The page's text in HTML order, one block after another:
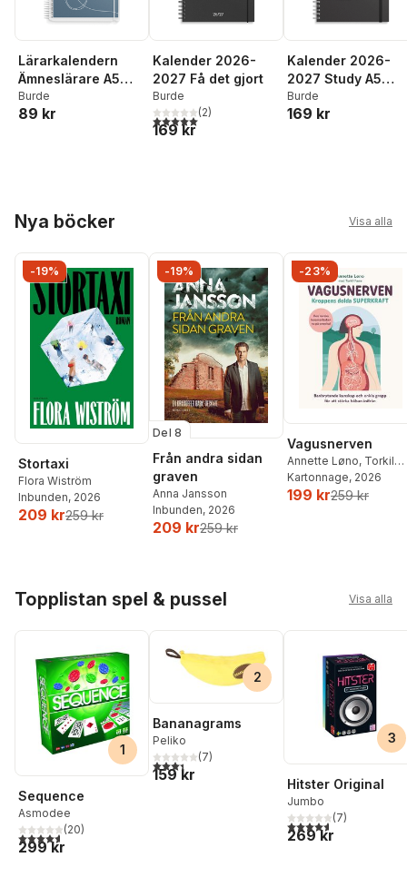
Lärarkalendern
Ämneslärare A5
2026-2027
Burde
89 kr
Kalender 2026-
2027 Få det gjort
Burde
5,0utav 5 stjärnor. Totalt antal röster:
(2)
169 kr
Kalender 2026-
2027 Study A5
Stone
Burde
169 kr
Nya böcker Visa alla
-19%
Stortaxi
Flora Wiström
Inbunden, 2026
209 kr259 kr
-19%
Del 8
Från andra sidan
graven
Anna Jansson
Inbunden, 2026
209 kr259 kr
-23%
Vagusnerven
Annette Løno, Torkil
Færø
Kartonnage, 2026
199 kr259 kr
Topplistan spel & pussel Visa alla
1
Sequence
Asmodee
4,6utav 5 stjärnor. Totalt antal röster:
(20)
299 kr
2
Bananagrams
Peliko
3,4utav 5 stjärnor. Totalt antal röster:
(7)
159 kr
3
Hitster Original
Jumbo
4,6utav 5 stjärnor.
(7)
269 kr